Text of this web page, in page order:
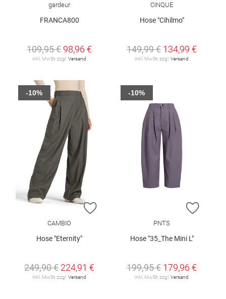
gardeur
FRANCA800
109,95 € 98,96 €
inkl. MwSt. zzgl. Versand
CINQUE
Hose "Cihilmo"
149,99 € 134,99 €
inkl. MwSt. zzgl. Versand
ZUR WUNSCHLISTE HINZUFÜGEN
CAMBIO
Hose "Eternity"
249,90 € 224,91 €
inkl. MwSt. zzgl. Versand
-10%
ZUR
PNTS
Hose "35_The Mini L"
199,95 € 179,96 €
inkl. MwSt. zzgl. Versand
-10%